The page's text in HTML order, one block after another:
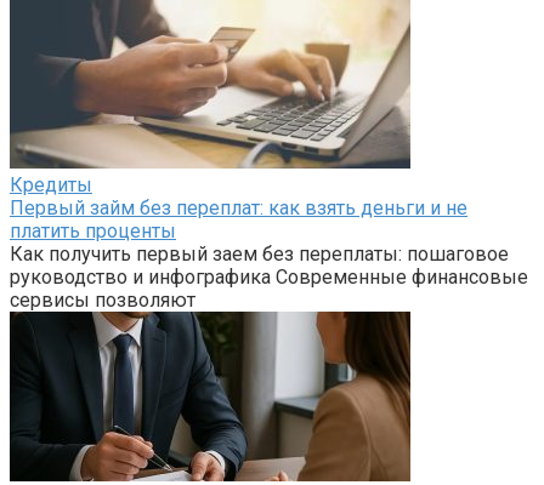
Кредиты
Первый займ без переплат: как взять деньги и не
платить проценты
Как получить первый заем без переплаты: пошаговое
руководство и инфографика Современные финансовые
сервисы позволяют